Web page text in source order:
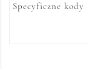
Specyficzne kody